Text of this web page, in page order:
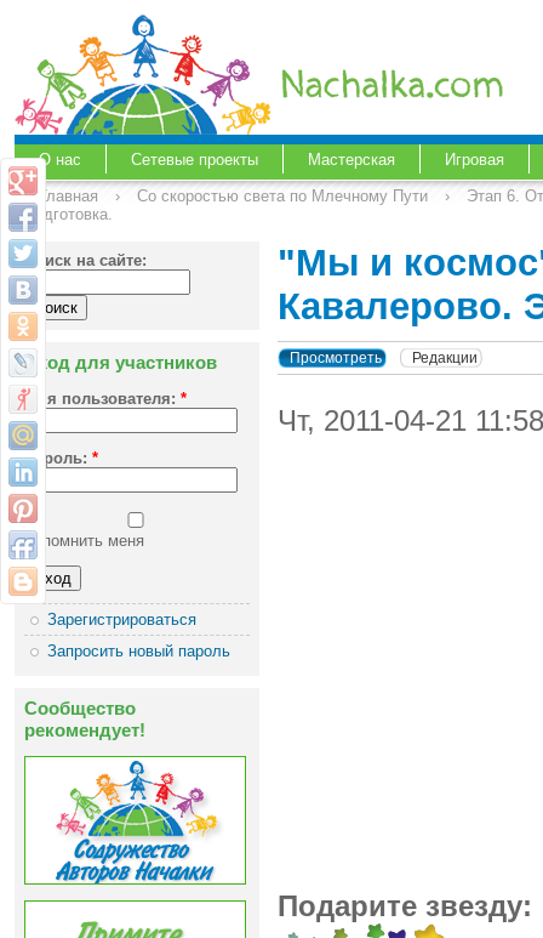
О нас Сетевые проекты Мастерская
Игровая
Главная
› Со скоростью света по Млечному Пути ›
Этап 6.
подготовка.
Поиск на сайте:
Вход для участников
Имя пользователя: *
Пароль: *
Запомнить меня
Зарегистрироваться
Запросить новый пароль
Сообщество
рекомендует!
"Мы и
Кавалерово.
Просмотреть Редакции
Чт, 2011-04-21
Подарите звезду: